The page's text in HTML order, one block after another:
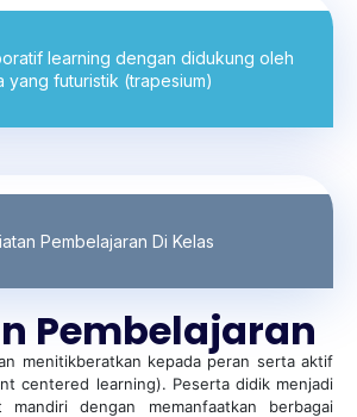
learning dengan didukung oleh
yang futuristik (trapesium)
Pembelajaran Di Kelas
Pembelajaran
menitikberatkan kepada peran serta aktif
centered learning). Peserta didik menjadi
dengan memanfaatkan berbagai